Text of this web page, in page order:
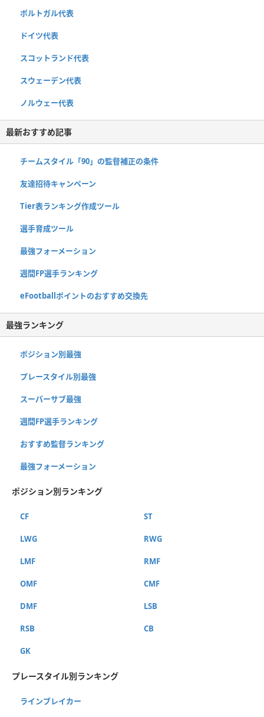
ポルトガル代表
ドイツ代表
スコットランド代表
スウェーデン代表
ノルウェー代表
最新おすすめ記事
チームスタイル「90」の監督補正の条件
友達招待キャンペーン
Tier表ランキング作成ツール
選手育成ツール
最強フォーメーション
週間FP選手ランキング
eFootballポイントのおすすめ交換先
最強ランキング
ポジション別最強
プレースタイル別最強
スーパーサブ最強
週間FP選手ランキング
おすすめ監督ランキング
最強フォーメーション
ポジション別ランキング
CF ST
LWG RWG
LMF RMF
OMF CMF
DMF LSB
RSB CB
GK
プレースタイル別ランキング
ラインブレイカー